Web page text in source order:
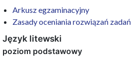
Arkusz egzaminacyjny
Zasady oceniania rozwiązań zadań
Język litewski
poziom podstawowy